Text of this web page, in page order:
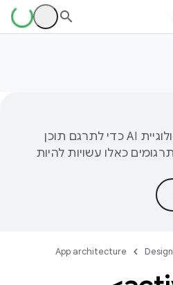
‫Google משתמשת בטכנולוגיית AI כדי לתרגם תוכן
כאלו עשויות להיות
App architecture